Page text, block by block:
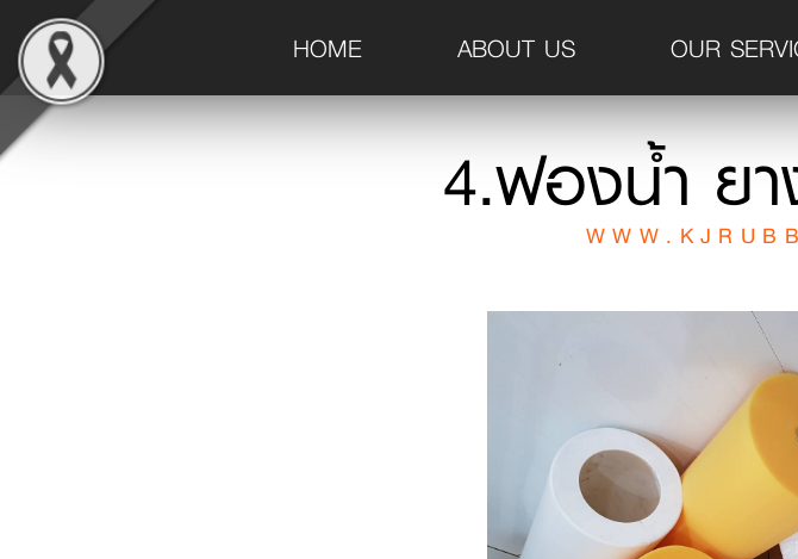
HOME(current) ABOUT US OUR
4.ฟองน้ำ ย